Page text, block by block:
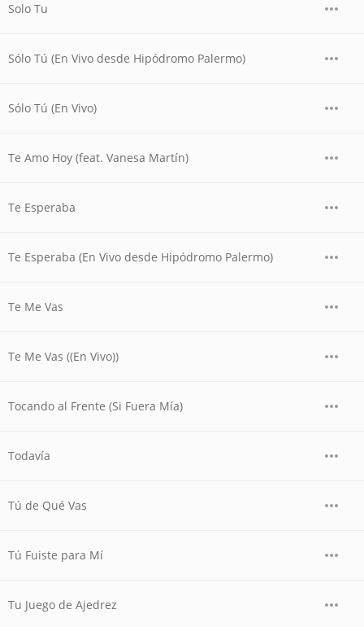
Solo Tu
Sólo Tú (En Vivo desde Hipódromo Palermo)
Sólo Tú (En Vivo)
Te Amo Hoy (feat. Vanesa Martín)
Te Esperaba
Te Esperaba (En Vivo desde Hipódromo Palermo)
Te Me Vas
Te Me Vas ((En Vivo))
Tocando al Frente (Si Fuera Mía)
Todavía
Tú de Qué Vas
Tú Fuiste para Mí
Tu Juego de Ajedrez